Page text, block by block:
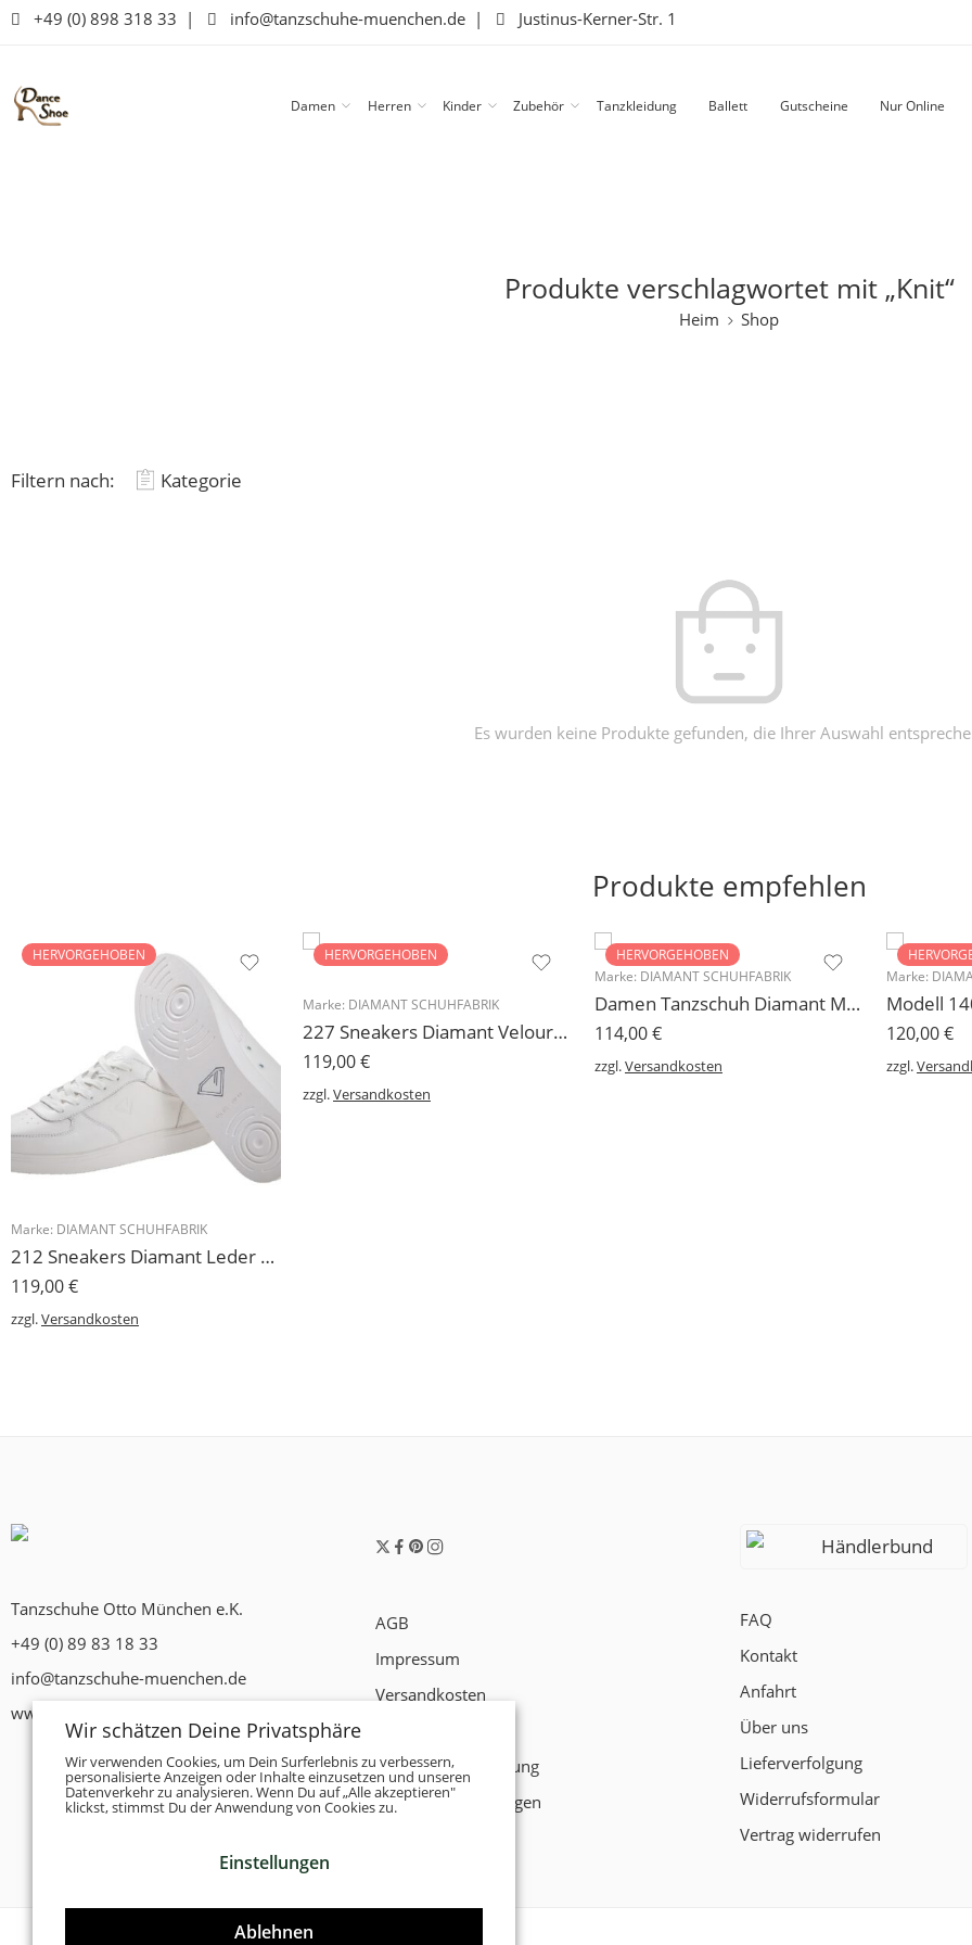
+49 (0) 898 318 33 | info@tanzschuhe-muenchen.de | Justinus-Kerner-Str. 1
Damen Herren Kinder Zubehör Tanzkleidung Ballett Gutscheine Nur Online
Produkte verschlagwortet mit „Knit“
Heim Shop
Filtern nach: Kategorie
Es wurden keine Produkte gefunden, die Ihrer Auswahl
Produkte empfehlen
HERVORGEHOBEN
Marke: DIAMANT SCHUHFABRIK
212 Sneakers Diamant Leder weiss, drehfreudige Kunststoffsohle
119,00€
zzgl.Versandkosten
HERVORGEHOBEN
Marke: DIAMANT SCHUHFABRIK
227 Sneakers Diamant Veloursleder hellgrau, drehfreudige Kunststoffsohle
119,00€
zzgl.Versandkosten
HERVORGEHOBEN
Marke: DIAMANT SCHUHFABRIK
Damen Tanzschuh Diamant Modell 105
114,00€
zzgl.Versandkosten
Marke:
120,00€
zzgl.
Tanzschuhe Otto München e.K.
+49 (0) 89 83 18 33
info@tanzschuhe-muenchen.de
www.tanzschuhe-muenchen.de
AGB
Impressum
Versandkosten
Datenschutzerklärung
Zahlungsbedingungen
Händlerbund
FAQ
Kontakt
Anfahrt
Über uns
Lieferverfolgung
Widerrufsformular
Vertrag widerrufen
Wir schätzen Deine Privatsphäre
Wir verwenden Cookies, um Dein Surferlebnis zu verbessern,
personalisierte Anzeigen oder Inhalte einzusetzen und unseren
Datenverkehr zu analysieren. Wenn Du auf „Alle akzeptieren"
klickst, stimmst Du der Anwendung von Cookies zu.
Einstellungen
Ablehnen